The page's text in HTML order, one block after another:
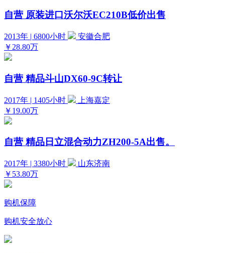
自营 原装进口沃尔沃EC210B低价出售
2013年 | 6800小时
安徽合肥
￥28.80万
自营 精品斗山DX60-9C转让
2017年 | 1405小时
上海嘉定
￥19.00万
自营 精品日立混合动力ZH200-5A出售。
2017年 | 3380小时
山东济南
￥53.80万
购机保障
购机安全放心